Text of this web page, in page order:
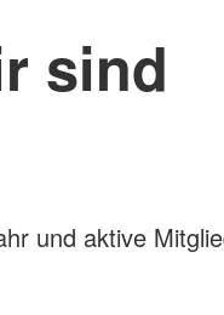
sind
und aktive